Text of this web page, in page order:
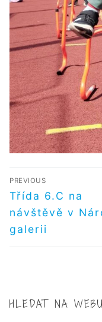
NAVIGACE
PRO
PŘÍSPĚVEK
PREVIOUS
Předchozí
příspěvek
Třída 6.C na
návštěvě v
galerii
HLEDAT NA WEBU